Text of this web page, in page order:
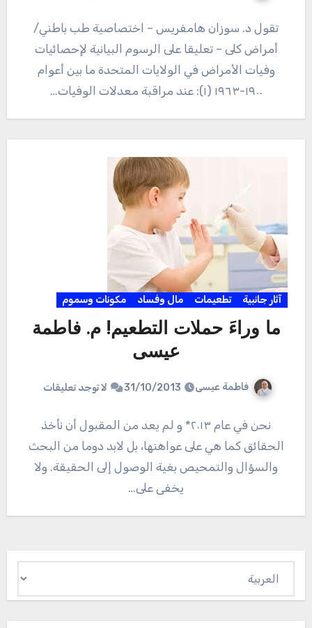
تقول د. سوزان هامفريس – اختصاصية طب باطني/
أمراض كلى – تعليقا على الرسوم البيانية لإحصائيات
وفيات الأمراض في الولايات المتحدة ما بين أعوام
١٩٠٠-١٩٦٣ (١): عند مراقبة معدلات الوفيات…
آثار جانبية تطعيمات مال وفساد مكونات وسموم
ما وراءَ حملات التطعيم! م. فاطمة
عيسى
فاطمة عيسى 31/10/2013 لا توجد تعليقات
نحن في عام ٢٠١٣* و لم يعد من المقبول أن نأخذ
الحقائق كما هي على عواهنها، بل لابد دوما من البحث
والسؤال والتمحيص بغية الوصول إلى الحقيقة. ولا
يخفى على…